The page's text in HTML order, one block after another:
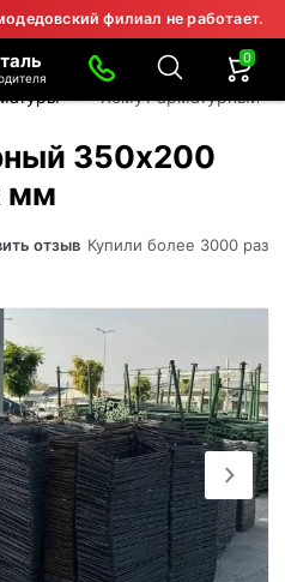
филиал не работает. ⚠
0
Хомут арматурный
350х200
мм
отзыв Купили более 3000 раз